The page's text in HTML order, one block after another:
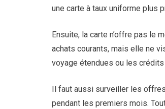
une carte à taux uniforme plus
Ensuite, la carte n’offre pas le
achats courants, mais elle ne
voyage étendues ou les
Il faut aussi surveiller les
pendant les premiers mois.